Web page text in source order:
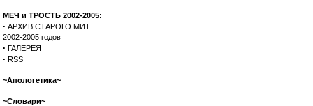
МЕЧ и ТРОСТЬ 2002-2005:
· АРХИВ СТАРОГО МИТ
2002-2005 годов
· ГАЛЕРЕЯ
· RSS
~Апологетика~
~Словари~